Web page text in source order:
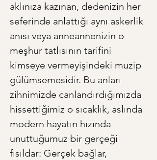
aklınıza kazınan, dedenizin her
seferinde anlattığı aynı askerlik
anısı veya anneannenizin o
meşhur tatlısının tarifini
kimseye vermeyişindeki muzip
gülümsemesidir. Bu anları
zihnimizde canlandırdığımızda
hissettiğimiz o sıcaklık, aslında
modern hayatın hızında
unuttuğumuz bir gerçeği
fısıldar: Gerçek bağlar,